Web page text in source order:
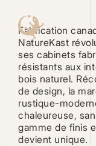
contenu
principal
Fabrication
NatureKast
ses cabinets
résistants aux
bois naturel.
de design, la
rustique-
chaleureuse,
gamme de finis
devient unique.